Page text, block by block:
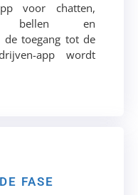
voor chatten,
bellen en
de toegang tot de
app wordt
FASE